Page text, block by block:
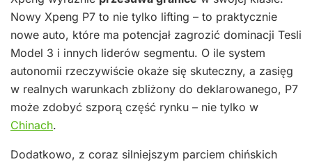
Nowy Xpeng P7 to nie tylko lifting – to praktycznie
nowe auto, które ma potencjał zagrozić dominacji Tesli
Model 3 i innych liderów segmentu. O ile system
autonomii rzeczywiście okaże się skuteczny, a zasięg
w realnych warunkach zbliżony do deklarowanego, P7
może zdobyć szporą część rynku – nie tylko w
Chinach.
Dodatkowo, z coraz silniejszym parciem chińskich